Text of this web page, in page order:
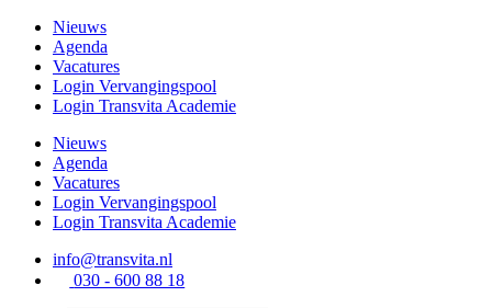
naar
inhoud
Nieuws
Agenda
Vacatures
Login Vervangingspool
Login Transvita Academie
Nieuws
Agenda
Vacatures
Login Vervangingspool
Login Transvita Academie
info@transvita.nl
030 - 600 88 18